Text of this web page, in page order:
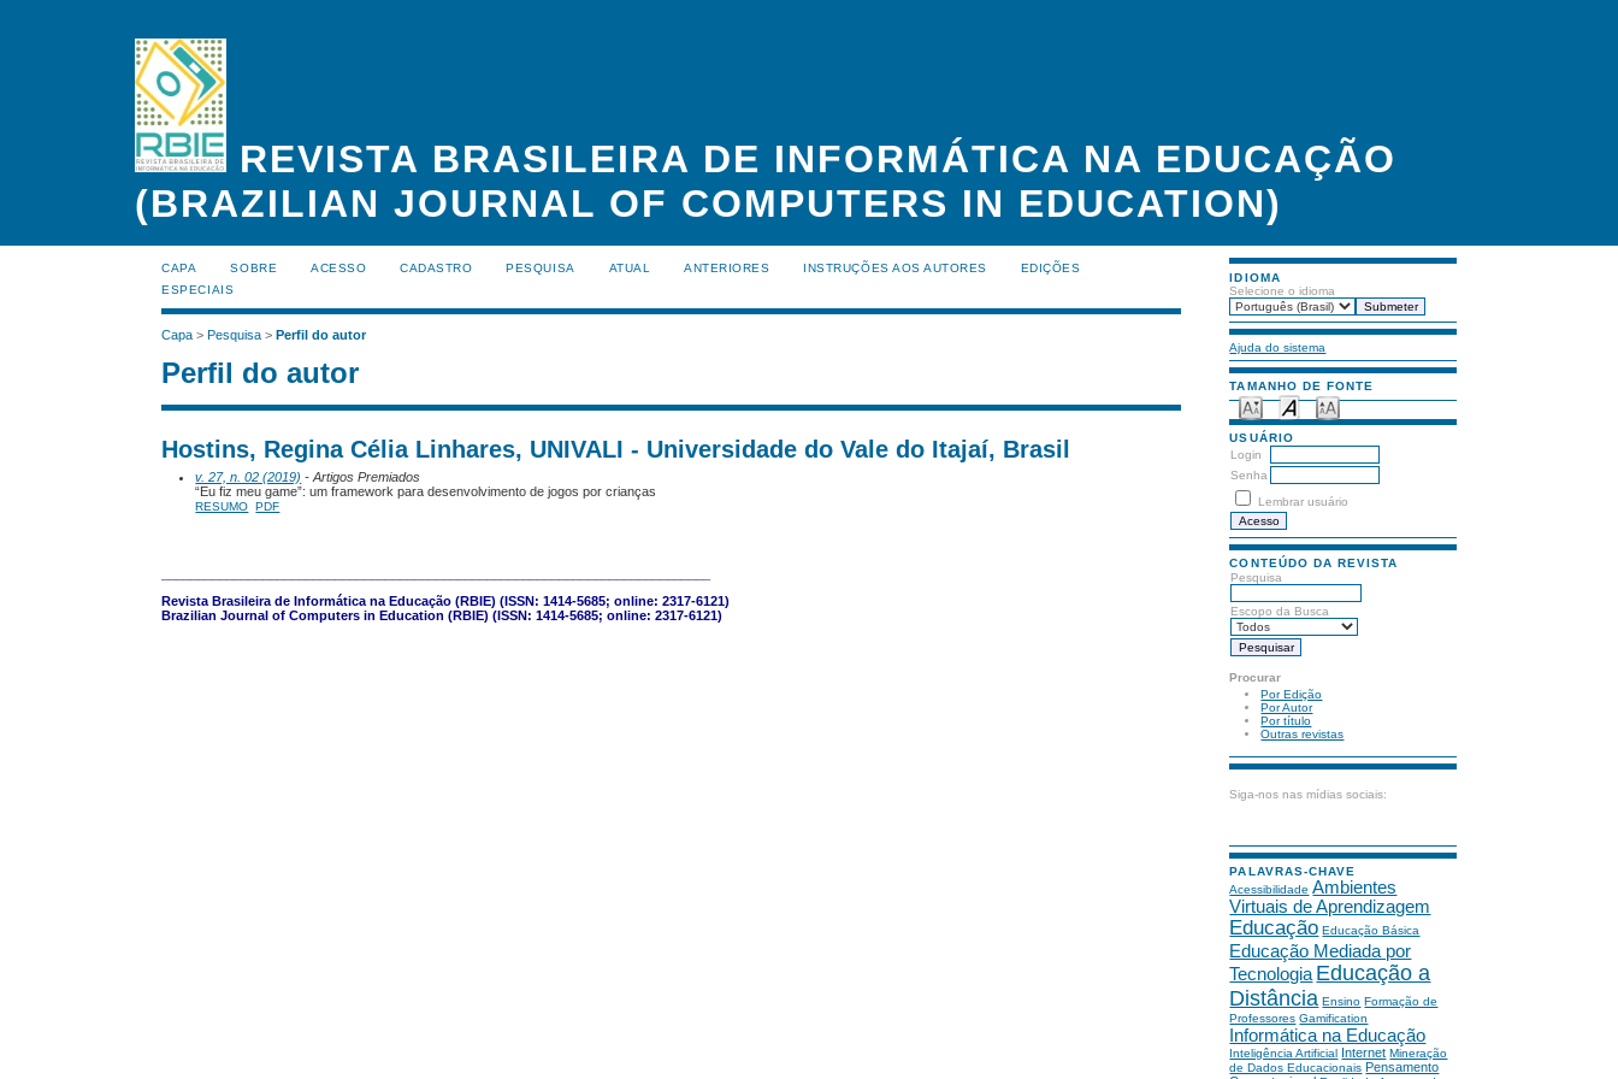
REVISTA BRASILEIRA DE INFORMÁTICA NA EDUCAÇÃO
(BRAZILIAN JOURNAL OF COMPUTERS IN EDUCATION)
IDIOMA
Selecione o idioma
Ajuda do sistema
TAMANHO DE FONTE
USUÁRIO
Login
Senha
Lembrar usuário
CONTEÚDO DA REVISTA
Pesquisa
Escopo da Busca
Procurar
Por Edição
Por Autor
Por título
Outras revistas
Siga-nos nas mídias sociais:
PALAVRAS-CHAVE
Acessibilidade Ambientes
Virtuais de Aprendizagem
Educação Educação Básica
Educação Mediada por
Tecnologia Educação a
Distância Ensino Formação de
Professores Gamification
Informática na Educação
Inteligência Artificial Internet Mineração
de Dados Educacionais Pensamento
CAPA SOBRE ACESSO CADASTRO PESQUISA ATUAL ANTERIORES INSTRUÇÕES AOS AUTORES
EDIÇÕES
ESPECIAIS
Capa >Pesquisa >Perfil do autor
Perfil do autor
Hostins, Regina Célia Linhares, UNIVALI - Universidade do Vale do Itajaí, Brasil
v. 27, n. 02 (2019) - Artigos Premiados
“Eu fiz meu game”: um framework para desenvolvimento de jogos por crianças
RESUMO PDF
Revista Brasileira de Informática na Educação (RBIE) (ISSN: 1414-5685; online: 2317-6121)
Brazilian Journal of Computers in Education (RBIE) (ISSN: 1414-5685; online: 2317-6121)